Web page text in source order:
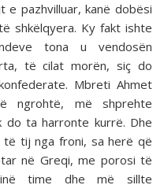
pazhvilluar, kanë dobësi
shkëlqyera. Ky fakt ishte
tona u vendosën
të cilat morën, siç do
Mbreti Ahmet
ngrohtë, më shprehte
do ta harronte kurrë. Dhe
tij nga froni, sa herë që
në Greqi, me porosi të
time dhe më sillte